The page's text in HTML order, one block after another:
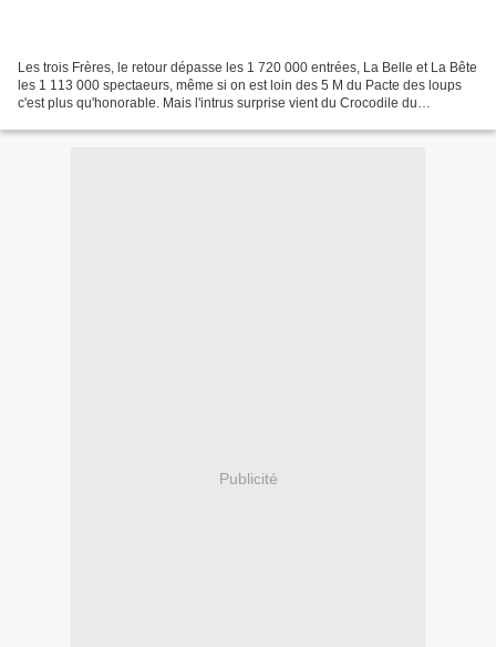
Les trois Frères, le retour dépasse les 1 720 000 entrées, La Belle et La Bête
les 1 113 000 spectaeurs, même si on est loin des 5 M du Pacte des loups
c'est plus qu'honorable. Mais l'intrus surprise vient du Crocodile du
Publicité